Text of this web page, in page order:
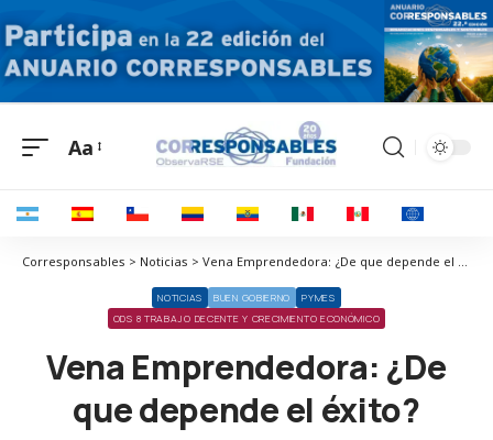
Aa
Corresponsables > Noticias > Vena Emprendedora: ¿De que depende el éxito?
NOTICIAS BUEN GOBIERNO
PYMES
ODS 8 TRABAJO DECENTE Y CRECIMIENTO ECONÓMICO
Vena Emprendedora: ¿De
que depende el éxito?